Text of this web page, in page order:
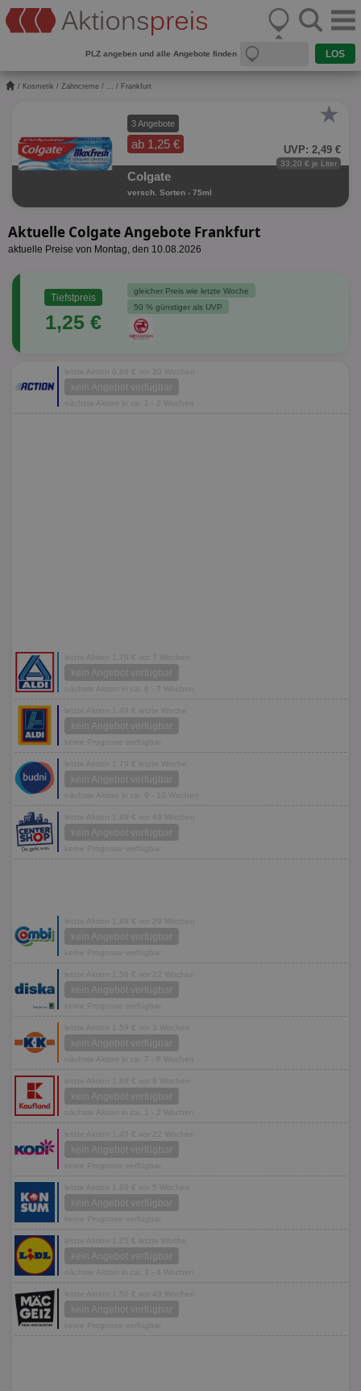
PLZ angeben und alle Angebote finden
/ Kosmetik / Zahncreme / ... / Frankfurt
3 Angebote
ab 1,25 €
★
UVP: 2,49 €
33,20 € je Liter
Colgate
versch. Sorten - 75ml
Aktuelle Colgate Angebote Frankfurt
aktuelle Preise von Montag, den 10.08.2026
Tiefstpreis
1,25 €
gleicher Preis wie letzte Woche
50 % günstiger als UVP
letzte Aktion 0,89 € vor 20 Wochen
kein Angebot verfügbar
nächste Aktion in ca. 1 - 2 Wochen
letzte Aktion 1,79 € vor 7 Wochen
kein Angebot verfügbar
nächste Aktion in ca. 6 - 7 Wochen
letzte Aktion 1,49 € letzte Woche
kein Angebot verfügbar
keine Prognose verfügbar
letzte Aktion 1,79 € letzte Woche
kein Angebot verfügbar
nächste Aktion in ca. 9 - 10 Wochen
letzte Aktion 1,49 € vor 49 Wochen
kein Angebot verfügbar
keine Prognose verfügbar
letzte Aktion 1,49 € vor 29 Wochen
kein Angebot verfügbar
keine Prognose verfügbar
letzte Aktion 1,59 € vor 22 Wochen
kein Angebot verfügbar
keine Prognose verfügbar
letzte Aktion 1,59 € vor 3 Wochen
kein Angebot verfügbar
nächste Aktion in ca. 7 - 8 Wochen
letzte Aktion 1,69 € vor 9 Wochen
kein Angebot verfügbar
nächste Aktion in ca. 1 - 2 Wochen
letzte Aktion 1,49 € vor 22 Wochen
kein Angebot verfügbar
keine Prognose verfügbar
letzte Aktion 1,69 € vor 5 Wochen
kein Angebot verfügbar
keine Prognose verfügbar
letzte Aktion 1,25 € letzte Woche
kein Angebot verfügbar
nächste Aktion in ca. 3 - 4 Wochen
letzte Aktion 1,50 € vor 49 Wochen
kein Angebot verfügbar
keine Prognose verfügbar